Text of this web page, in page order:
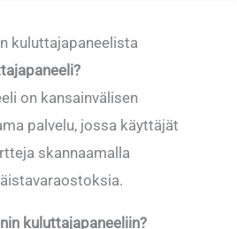
kuluttajapaneelista
on kansainvälisen
palvelu, jossa käyttäjät
skannaamalla
kuluttajapaneeliin?